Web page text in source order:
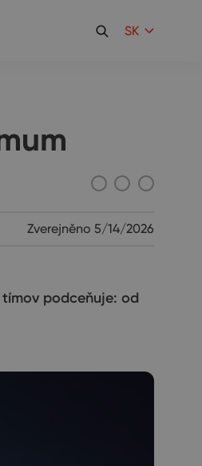
SK
Zverejněno 5/14/2026
podceňuje: od